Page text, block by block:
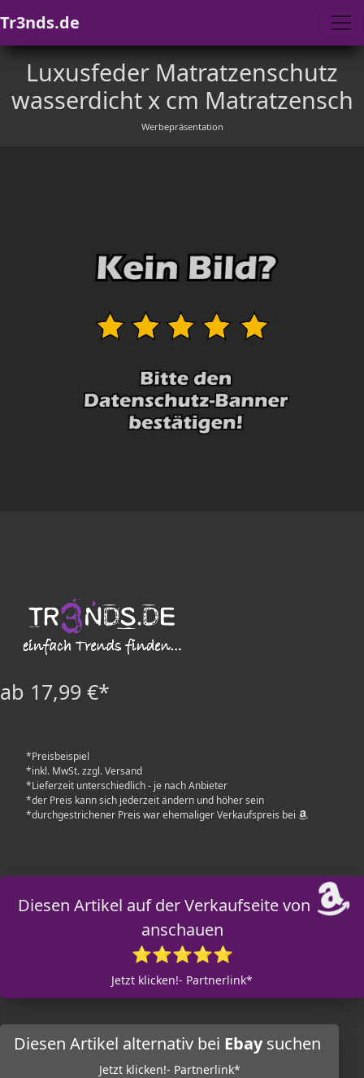
Tr3nds.de
Luxusfeder Matratzenschutz
wasserdicht x cm Matratzensch
Werbepräsentation
ab 17,99 €*
*Preisbeispiel
*inkl. MwSt. zzgl. Versand
*Lieferzeit unterschiedlich - je nach Anbieter
*der Preis kann sich jederzeit ändern und höher sein
*durchgestrichener Preis war ehemaliger Verkaufspreis bei
Diesen Artikel auf der Verkaufseite von
anschauen
⭐⭐⭐⭐⭐
Jetzt klicken!- Partnerlink*
Diesen Artikel alternativ bei Ebaysuchen
Jetzt klicken!- Partnerlink*